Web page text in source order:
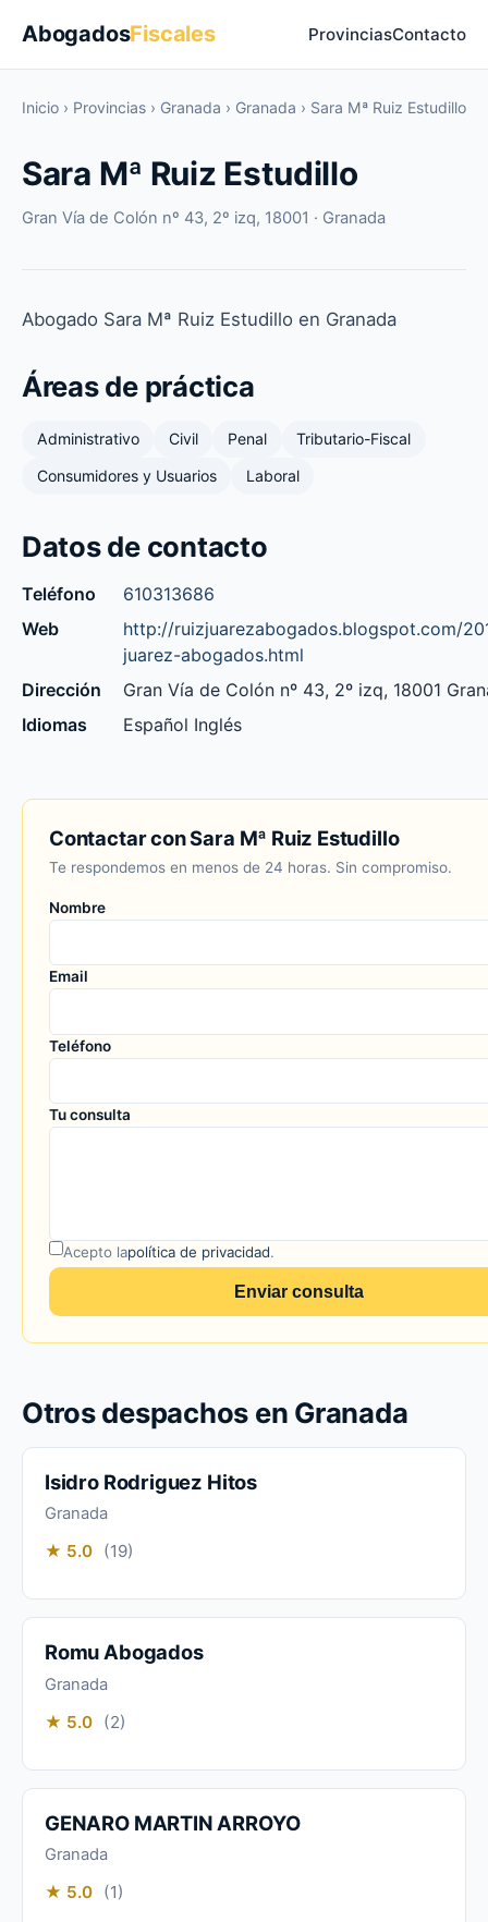
AbogadosFiscales ProvinciasContacto
Inicio › Provincias › Granada › Granada › Sara Mª Ruiz Estudillo
Sara Mª Ruiz Estudillo
Gran Vía de Colón nº 43, 2º izq, 18001 · Granada
Abogado Sara Mª Ruiz Estudillo en Granada
Áreas de práctica
Administrativo Civil Penal
Tributario-Fiscal
Consumidores y Usuarios
Laboral
Datos de contacto
Teléfono
610313686
Web
http://ruizjuarezabogados.blogspot.com/
juarez-abogados.html
Dirección
Gran Vía de Colón nº 43, 2º izq, 18001
Idiomas
Español Inglés
Contactar con Sara Mª Ruiz Estudillo
Te respondemos en menos de 24 horas. Sin compromiso.
Nombre
Email
Teléfono
Tu consulta
Acepto lapolítica de privacidad.
Enviar consulta
Otros despachos en Granada
Isidro Rodriguez Hitos
Granada
★ 5.0 (19)
Romu Abogados
Granada
★ 5.0 (2)
GENARO MARTIN ARROYO
Granada
★ 5.0 (1)